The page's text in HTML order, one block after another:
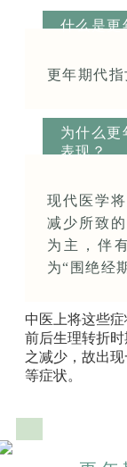
什么是更
更年期代指
为什么更
表现？
现代医学
减少所致
为主，伴
为“围绝经
中医上将这些
前后生理转折
之减少，故出
等症状。